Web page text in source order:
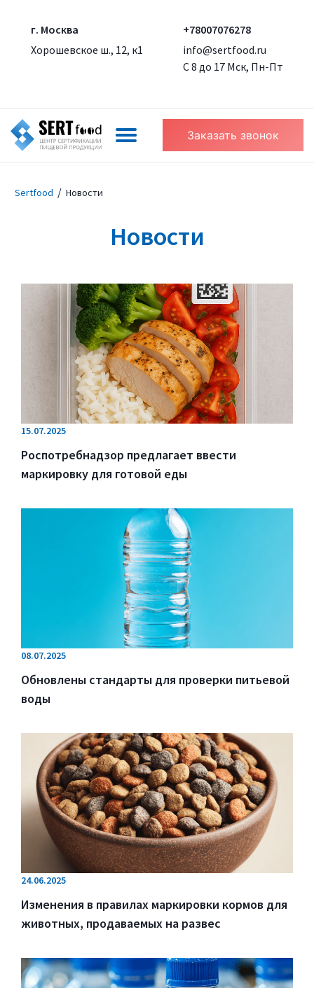
г. Москва
Хорошевское ш., 12, к1
+78007076278
info@sertfood.ru
С 8 до 17 Мск, Пн-Пт
Заказать звонок
Sertfood / Новости
Новости
15.07.2025
Роспотребнадзор предлагает ввести
маркировку для готовой еды
08.07.2025
Обновлены стандарты для проверки питьевой
воды
24.06.2025
Изменения в правилах маркировки кормов для
животных, продаваемых на развес